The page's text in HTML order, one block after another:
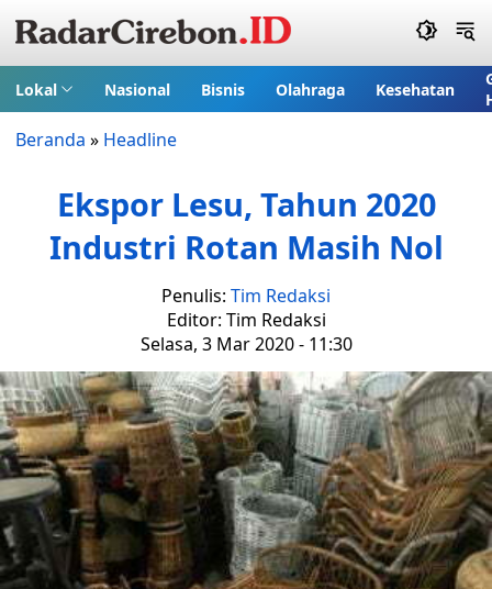
Lokal Nasional Bisnis Olahraga Kesehatan
Beranda » Headline
Ekspor Lesu, Tahun 2020
Industri Rotan Masih Nol
Penulis: Tim Redaksi
Editor: Tim Redaksi
Selasa, 3 Mar 2020 - 11:30